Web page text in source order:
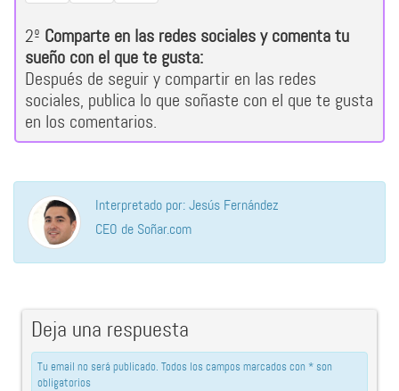
2º Comparte en las redes sociales y comenta tu
sueño con el que te gusta:
Después de seguir y compartir en las redes
sociales, publica lo que soñaste con el que te gusta
en los comentarios.
Interpretado por: Jesús Fernández
CEO de Soñar.com
Deja una respuesta
Tu email no será publicado. Todos los campos marcados con * son
obligatorios